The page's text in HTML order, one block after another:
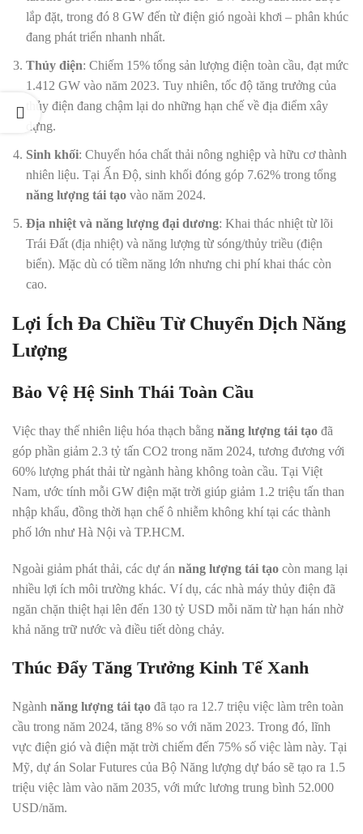
lắp đặt, trong đó 8 GW đến từ điện gió ngoài khơi – phân khúc
đang phát triển nhanh nhất.
Thủy điện: Chiếm 15% tổng sản lượng điện toàn cầu, đạt mức
1.412 GW vào năm 2023. Tuy nhiên, tốc độ tăng trưởng của
thủy điện đang chậm lại do những hạn chế về địa điểm xây
dựng.
Sinh khối: Chuyển hóa chất thải nông nghiệp và hữu cơ thành
nhiên liệu. Tại Ấn Độ, sinh khối đóng góp 7.62% trong tổng
năng lượng tái tạo vào năm 2024.
Địa nhiệt và năng lượng đại dương: Khai thác nhiệt từ lõi
Trái Đất (địa nhiệt) và năng lượng từ sóng/thủy triều (điện
biển). Mặc dù có tiềm năng lớn nhưng chi phí khai thác còn
cao.
Lợi Ích Đa Chiều Từ Chuyển Dịch Năng
Lượng
Bảo Vệ Hệ Sinh Thái Toàn Cầu
Việc thay thế nhiên liệu hóa thạch bằng năng lượng tái tạo đã
góp phần giảm 2.3 tỷ tấn CO2 trong năm 2024, tương đương với
60% lượng phát thải từ ngành hàng không toàn cầu. Tại Việt
Nam, ước tính mỗi GW điện mặt trời giúp giảm 1.2 triệu tấn than
nhập khẩu, đồng thời hạn chế ô nhiễm không khí tại các thành
phố lớn như Hà Nội và TP.HCM.
Ngoài giảm phát thải, các dự án năng lượng tái tạo còn mang lại
nhiều lợi ích môi trường khác. Ví dụ, các nhà máy thủy điện đã
ngăn chặn thiệt hại lên đến 130 tỷ USD mỗi năm từ hạn hán nhờ
khả năng trữ nước và điều tiết dòng chảy.
Thúc Đẩy Tăng Trưởng Kinh Tế Xanh
Ngành năng lượng tái tạo đã tạo ra 12.7 triệu việc làm trên toàn
cầu trong năm 2024, tăng 8% so với năm 2023. Trong đó, lĩnh
vực điện gió và điện mặt trời chiếm đến 75% số việc làm này. Tại
Mỹ, dự án Solar Futures của Bộ Năng lượng dự báo sẽ tạo ra 1.5
triệu việc làm vào năm 2035, với mức lương trung bình 52.000
USD/năm.